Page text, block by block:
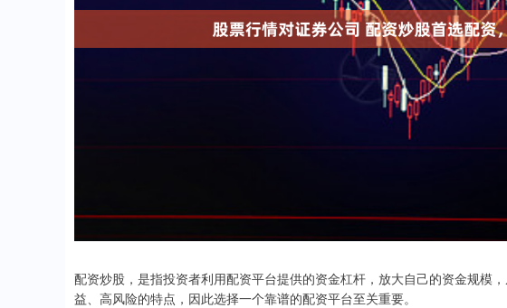
配资炒股，是指投资者利用配资平台提供的资金杠杆，放大自己的资金规模
益、高风险的特点，因此选择一个靠谱的配资平台至关重要。